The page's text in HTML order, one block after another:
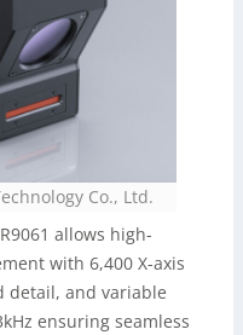
Co., Ltd.
allows high-
with 6,400 X-axis
detail, and variable
ensuring seamless